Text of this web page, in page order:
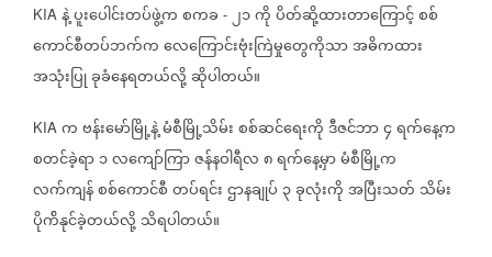
KIA နဲ့ပူးပေါင်းတပ်ဖွဲ့ကစကခ - ၂၁ကိုပိတ်ဆို့ထားတာကြောင့်စစ်
ကောင်စီတပ်ဘက်ကလေကြောင်းဗုံးကြဲမှုတွေကိုသာအဓိကထား
အသုံးပြုခုခံနေရတယ်လို့ဆိုပါတယ်။
KIA ကဗန်းမော်မြို့နဲ့မံစီမြို့သိမ်းစစ်ဆင်ရေးကိုဒီဇင်ဘာ၄ရက်နေ့က
စတင်ခဲ့ရာ၁လကျော်ကြာဇန်နဝါရီလ၈ရက်နေ့မှာမံစီမြို့က
လက်ကျန်စစ်ကောင်စီတပ်ရင်းဌာနချုပ် ၃ခုလုံးကိုအပြီးသတ် သိမ်း
ပိုက်ိနုင်ခဲ့တယ်လို့သိရပါတယ်။